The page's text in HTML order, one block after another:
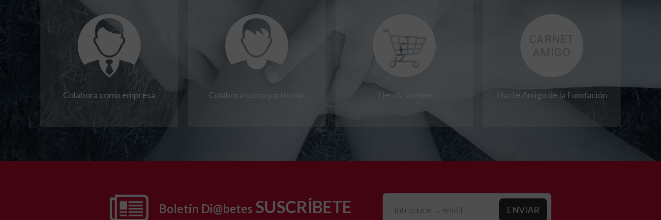
Colabora como empresa Colabora como particular Tienda on-line Hazte Amigo de la Fundación
Boletín Di@betes SUSCRÍBETE